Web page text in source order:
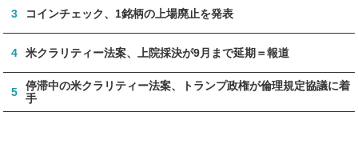
3 コインチェック、1銘柄の上場廃止を発表
4 米クラリティー法案、上院採決が9月まで延期＝報道
5
停滞中の米クラリティー法案、トランプ政権が倫理規定協議に着
手